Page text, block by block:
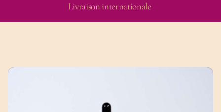
Livraison internationale